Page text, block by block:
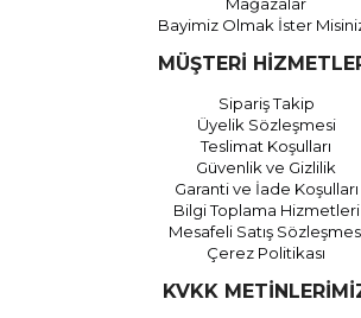
Bayimiz Olmak İster
MÜŞTERİ
Sipariş Takip
Üyelik Sözleşmesi
Teslimat Koşulları
Güvenlik ve Gizlilik
Garanti ve İade Koşulları
Bilgi Toplama Hizmetleri
Mesafeli Satış
Çerez Politikası
KVKK